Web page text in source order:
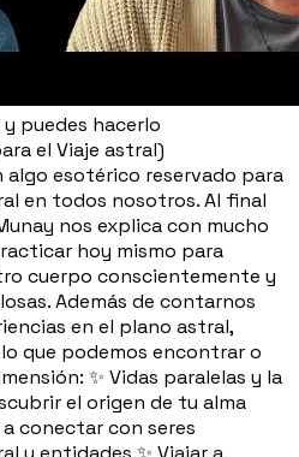
puedes hacerlo
el Viaje astral)
algo esotérico reservado para
en todos nosotros. Al final
nos explica con mucho
hoy mismo para
cuerpo conscientemente y
Además de contarnos
en el plano astral,
que podemos encontrar o
✨ Vidas paralelas y la
el origen de tu alma
a conectar con seres